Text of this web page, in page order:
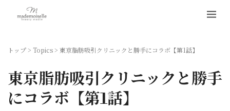
トップ> Topics> 東京脂肪吸引クリニックと勝手にコラボ【第1話】
東京脂肪吸引クリニックと勝手
にコラボ【第1話】